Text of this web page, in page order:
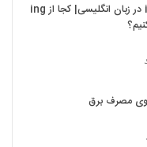
کاربرد ing در زبان انگلیسی| کجا از ing
مصرف برق